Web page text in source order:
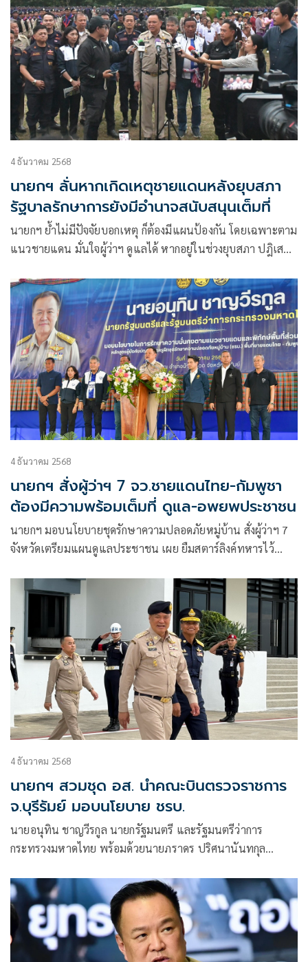
4 ธันวาคม 2568
นายกฯ ลั่นหากเกิดเหตุชายแดนหลังยุบสภา
รัฐบาลรักษาการยังมีอำนาจสนับสนุนเต็มที่
นายกฯ ย้ำไม่มีปัจจัยบอกเหตุ ก็ต้องมีแผนป้องกัน โดยเฉพาะตาม
แนวชายแดน มั่นใจผู้ว่าฯ ดูแลได้ หากอยู่ในช่วงยุบสภา ปฎิเสธ
4 ธันวาคม 2568
นายกฯ สั่งผู้ว่าฯ 7 จว.ชายแดนไทย-กัมพูชา
ต้องมีความพร้อมเต็มที่ ดูแล-อพยพประชาชน
นายกฯ มอบนโยบายชุดรักษาความปลอดภัยหมู่บ้าน สั่งผู้ว่าฯ 7
จังหวัดเตรียมแผนดูแลประชาชน เผย ยืมสตาร์ลิงค์ทหารไว้
ปลอดภัย – สร้างความสบายใจให้ทหารไม่ต้องพะวงหลังห่วง
ครอบครัว ชี้ ใครคิดรบกับไทยคงประสาทไม่ดี
4 ธันวาคม 2568
นายกฯ สวมชุด อส. นำคณะบินตรวจราชการ
จ.บุรีรัมย์ มอบนโยบาย ชรบ.
นายอนุทิน ชาญวีรกูล นายกรัฐมนตรี และรัฐมนตรีว่าการ
กระทรวงมหาดไทย พร้อมด้วยนายภราดร ปริศนานันทกุล
เจริญ รัฐมนตรีช่วยว่าการกระทรวงกลาโหม